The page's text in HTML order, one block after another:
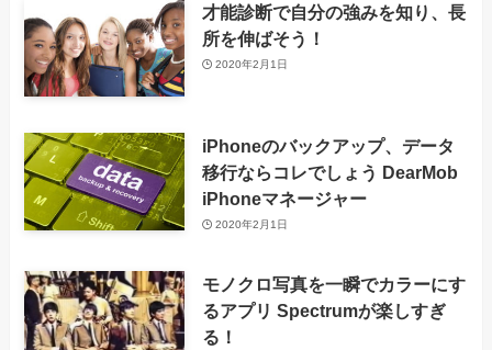
才能診断で自分の強みを知り、長
所を伸ばそう！
2020年2月1日
iPhoneのバックアップ、データ
移行ならコレでしょう DearMob
iPhoneマネージャー
2020年2月1日
モノクロ写真を一瞬でカラーにす
るアプリ Spectrumが楽しすぎ
る！